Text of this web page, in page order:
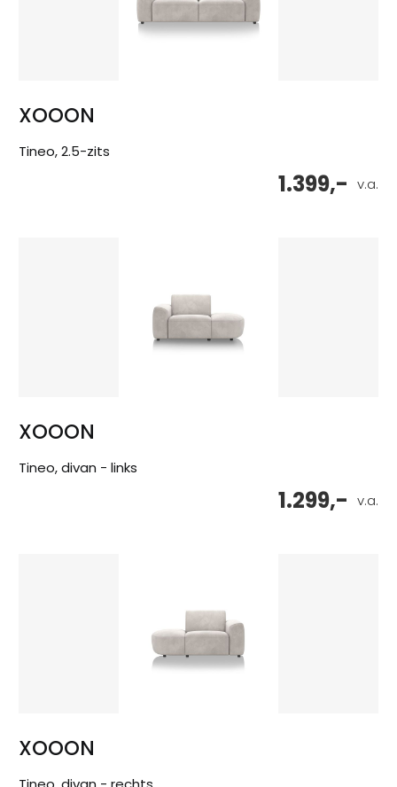
XOOON
Tineo, 2.5-zits
v.a.
1.399,-
XOOON
Tineo, divan - links
v.a.
1.299,-
XOOON